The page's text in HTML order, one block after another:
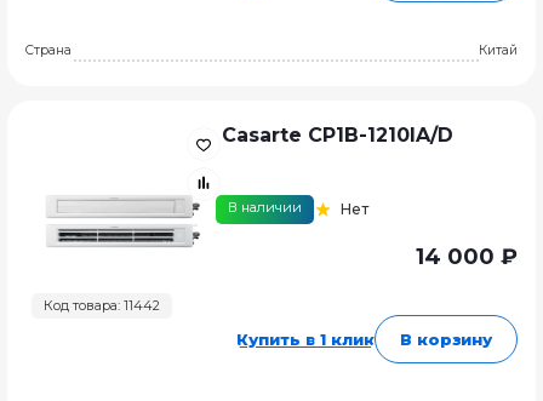
Страна Китай
Код товара: 11442
Casarte CP1B-1210IA/D
В наличии Нет
14 000 ₽
Купить в 1 клик В корзину